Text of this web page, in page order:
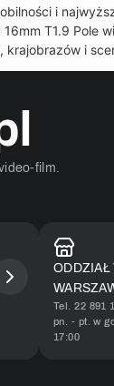
i
T1.9 Pole
krajobrazów i
film.
ODDZIAŁ
Tel. 22 891
pn. - pt. w
17:00​